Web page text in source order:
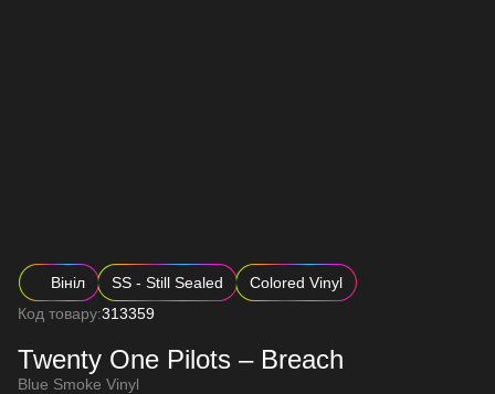
Вініл SS - Still Sealed
Colored Vinyl
Код товару:313359
Twenty One Pilots – Breach
Blue Smoke Vinyl